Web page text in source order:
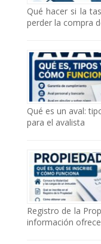
Qué hacer si la
perder la compra
Qué es un aval:
para el avalista
Registro de la
información ofrece